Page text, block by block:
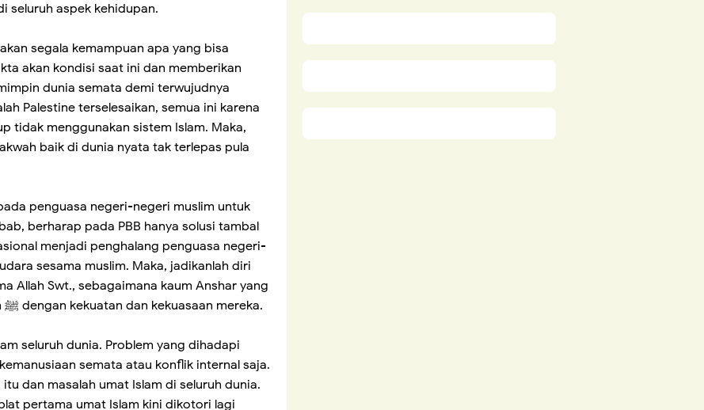
seluruh aspek kehidupan.
segala kemampuan apa yang bisa
akan kondisi saat ini dan memberikan
dunia semata demi terwujudnya
Palestine terselesaikan, semua ini karena
tidak menggunakan sistem Islam. Maka,
baik di dunia nyata tak terlepas pula
penguasa negeri-negeri muslim untuk
berharap pada PBB hanya solusi tambal
menjadi penghalang penguasa negeri-
sesama muslim. Maka, jadikanlah diri
Allah Swt., sebagaimana kaum Anshar yang
telah menolong dakwah Rasulullah ﷺ dengan kekuatan dan kekuasaan mereka.
seluruh dunia. Problem yang dihadapi
semata atau konflik internal saja.
dan masalah umat Islam di seluruh dunia.
pertama umat Islam kini dikotori lagi